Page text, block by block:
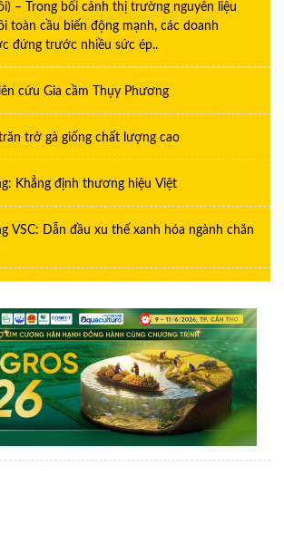
– Trong bối cảnh thị trường nguyên liệu
toàn cầu biến động mạnh, các doanh
đứng trước nhiều sức ép..
cứu Gia cầm Thụy Phương
trở gà giống chất lượng cao
Khẳng định thương hiệu Việt
VSC: Dẫn đầu xu thế xanh hóa ngành chăn